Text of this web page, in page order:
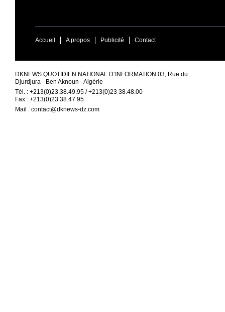
Accueil A propos Publicité Contact
DKNEWS QUOTIDIEN NATIONAL D’INFORMATION 03, Rue du
Djurdjura - Ben Aknoun - Algérie
Tél. : +213(0)23.38.49.95 / +213(0)23 38.48.00
Fax : +213(0)23 38.47.95
Mail : contact@dknews-dz.com